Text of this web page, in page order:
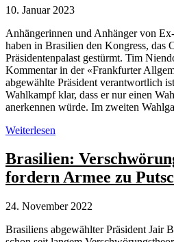
Schweiz
10. Januar 2023
Anhängerinnen und Anhänger von
haben in Brasilien den Kongress, das
Präsidentenpalast gestürmt. Tim
Kommentar in der «Frankfurter
abgewählte Präsident verantwortlich
Wahlkampf klar, dass er nur einen
anerkennen würde. Im zweiten
Bolsonaro
Trumps
Spuren
Weiterlesen
Brasilien:
fordern Armee zu
24. November 2022
Brasiliens abgewählter Präsident Jair